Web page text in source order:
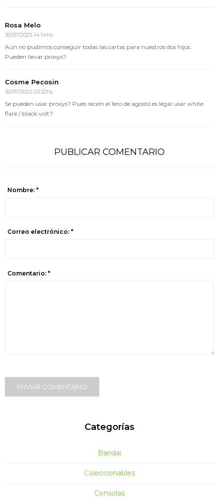
Rosa Melo
30/07/2025 14:14hs.
Aún no pudimos conseguir todas las cartas para nuestros dos hijos.
Pueden llevar proxys?
Cosme Pecosin
30/07/2025 03:32hs.
Se pueden usar proxys? Pues recién el 1ero de agosto es legal usar white
flare / black volt?
PUBLICAR COMENTARIO
Nombre: *
Correo electrónico: *
Comentario: *
ENVIAR COMENTARIO
Categorías
Bandai
Coleccionables
Consolas